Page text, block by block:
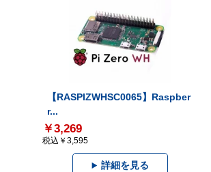
【RASPIZWHSC0065】Raspber
r...
￥3,269
税込￥3,595
詳細を見る